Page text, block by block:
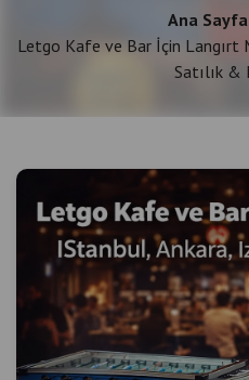
Ana Sayfa
Letgo Kafe ve Bar İçin Langırt
Satılık &